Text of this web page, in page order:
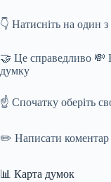
👇 Натисніть на один
🤝 Це справедливо
думку
☝️ Спочатку оберіть
✏️ Написати коментар
📊 Карта думок